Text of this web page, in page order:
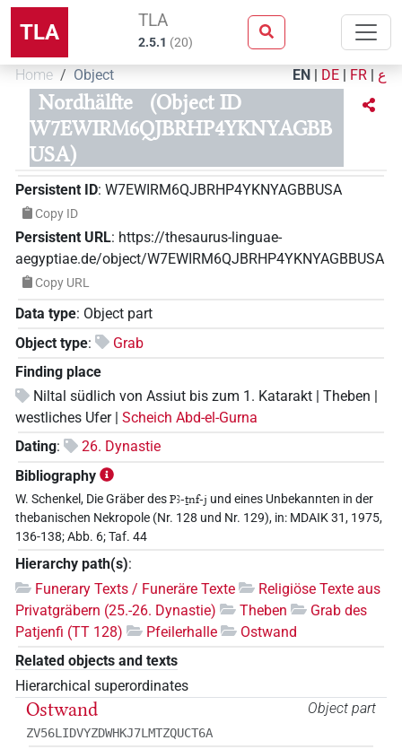
TLA TLA
2.5.1 (20)
Home Object EN | DE | FR | ع
Nordhälfte
(Object ID
W7EWIRM6QJBRHP4YKNYAGBB
USA)
Persistent ID: W7EWIRM6QJBRHP4YKNYAGBBUSA
Copy ID
Persistent URL: https://thesaurus-linguae-
aegyptiae.de/object/W7EWIRM6QJBRHP4YKNYAGBBUSA
Copy URL
Data type: Object part
Object type:
Grab
Finding place
Niltal südlich von Assiut bis zum 1. Katarakt | Theben |
westliches Ufer | Scheich Abd-el-Gurna
Dating:
26. Dynastie
Bibliography
W. Schenkel, Die Gräber desPꜣ-ṯnf-j und eines Unbekannten in der
thebanischen Nekropole (Nr. 128 und Nr. 129), in: MDAIK 31, 1975,
136-138; Abb. 6; Taf. 44
Hierarchy path(s):
Funerary Texts / Funeräre Texte
Religiöse Texte aus
Privatgräbern (25.-26. Dynastie)
Theben
Grab des
Patjenfi (TT 128)
Pfeilerhalle
Ostwand
Related objects and texts
Hierarchical superordinates
Object part
Ostwand
ZV56LIDVYZDWHKJ7LMTZQUCT6A